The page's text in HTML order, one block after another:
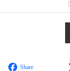
Share